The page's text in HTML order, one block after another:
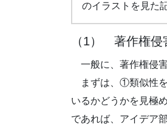
のイラストを見た
（1） 著作権侵
一般に、著作権侵
まずは、①類似性を
いるかどうかを見極
であれば、アイデア